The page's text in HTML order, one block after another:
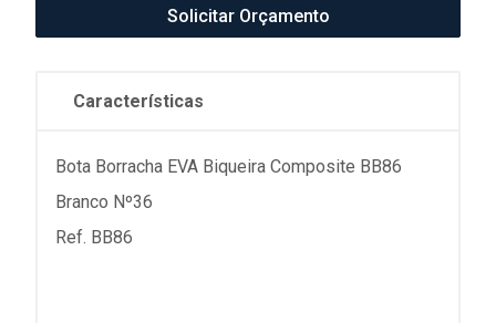
Solicitar Orçamento
Características
Bota Borracha EVA Biqueira Composite BB86
Branco Nº36
Ref. BB86